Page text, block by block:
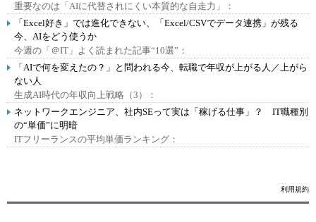
重要なのは「AIに代替されにくい本質的な自走力」：
「Excel好き」では進化できない、「Excel/CSVでデータ連携」が残る
今、AIをどう使うか
今週の「＠IT」よく読まれた記事“10選”：
「AIで何を変えたの？」と問われる今、転職で年収が上がる人／上がら
ない人
生成AI時代の年収向上戦略（3）：
ネットワークエンジニア、社内SEって実は「稼げる仕事」？ IT職種別
の“単価”に明暗
ITフリーランスの平均単価ランキング：
利用規約